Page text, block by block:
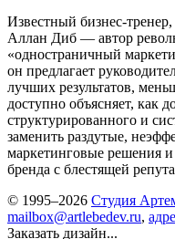
Известный бизнес-
Аллан Диб — автор
«одностраничный
он предлагает
лучших результатов,
доступно объясняет, как
структурированного и
заменить раздутые,
маркетинговые решения и
бренда с блестящей
© 1995–2026 Студия
mailbox@artlebedev.ru,
Заказать дизайн...